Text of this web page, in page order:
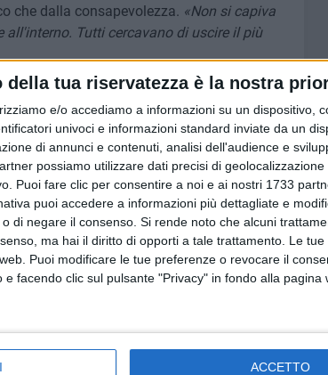
della tua riservatezza è la nostra
e/o accediamo a informazioni su un dispositivo,
univoci e informazioni standard inviate da un
di annunci e contenuti, analisi dell'audience e
possiamo utilizzare dati precisi di
Puoi fare clic per consentire a noi e ai nostri 1733
puoi accedere a informazioni più dettagliate e
di negare il consenso. Si rende noto che alcuni
ma hai il diritto di opporti a tale trattamento. Le
Puoi modificare le tue preferenze o revocare il
facendo clic sul pulsante "Privacy" in fondo alla pagina
ACCETTO
che dalla consapevolezza. «Non si capiva
all'interno. Tutti cercavano di uscire il più
ancora più drammatici.
a tutta quella gente c'era il rischio di essere
conseguenze gravi»
il sopravvento e ogni gesto diventa istintivo.
vissute che per la chiarezza dei ricordi. «È
non finire mai» , conclude.
per ricostruire con precisione quanto
profondo lasciato da quella notte: più
istanti, si sono ritrovati a fare i conti con